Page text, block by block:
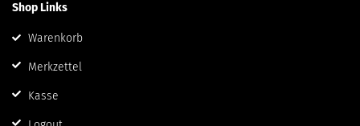
Shop Links
Warenkorb
Merkzettel
Kasse